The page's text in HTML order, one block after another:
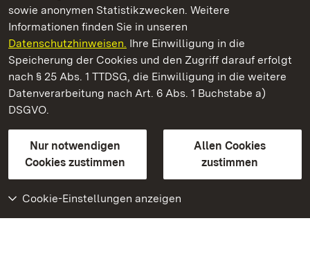
sowie anonymen Statistikzwecken. Weitere
Informationen finden Sie in unseren
Datenschutzhinweisen. Ihre Einwilligung in die
Speicherung der Cookies und den Zugriff darauf erfolgt
nach § 25 Abs. 1 TTDSG, die Einwilligung in die weitere
Datenverarbeitung nach Art. 6 Abs. 1 Buchstabe a)
DSGVO.
Nur notwendigen
Cookies zustimmen
Allen Cookies
zustimmen
Cookie-Einstellungen anzeigen
Residenzschloss Ludwigsburg
Staatliche Schlösser und Gärten Baden-Württemberg
Kontakt
GebärdenspracheLeichte Sprache
Erklärung zur Barrierefreiheit
BITV-konform (geprüfte Seiten)
Weiteres